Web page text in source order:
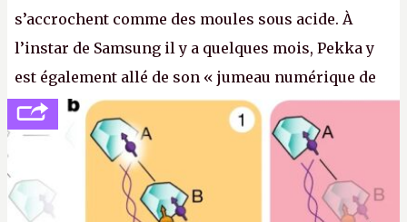
s’accrochent comme des moules sous acide. À
l’instar de Samsung il y a quelques mois, Pekka y
est également allé de son « jumeau numérique de
tout » et de l’importance des metasangsues, qu’il
considère comme «
la prochaine grande plateforme
informatique après le World Wide Web et le mobile
(Crédit photo : Pexels / Pixabay)